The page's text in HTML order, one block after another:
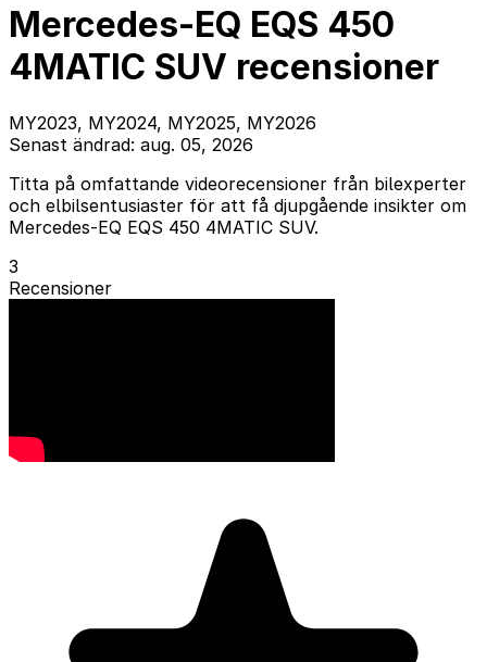
Mercedes-EQ EQS 450
4MATIC SUV recensioner
MY2023, MY2024, MY2025, MY2026
Senast ändrad: aug. 05, 2026
Titta på omfattande videorecensioner från bilexperter
och elbilsentusiaster för att få djupgående insikter om
Mercedes-EQ EQS 450 4MATIC SUV.
3
Recensioner